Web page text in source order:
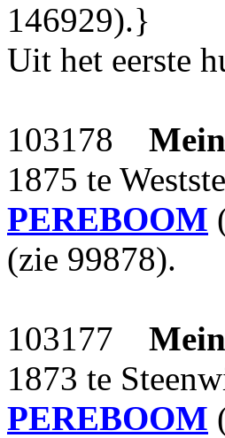
146929).}
Uit het eerste
103178
1875 te
PEREBOOM
(zie 99878).
103177
1873 te
PEREBOOM